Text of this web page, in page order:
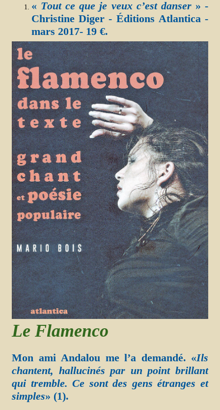
« Tout ce que je veux c’est danser » -
Christine Diger - Éditions Atlantica -
mars 2017- 19 €.
Le Flamenco
Mon ami Andalou me l’a demandé. «Ils
chantent, hallucinés par un point brillant
qui tremble. Ce sont des gens étranges et
simples» (1).